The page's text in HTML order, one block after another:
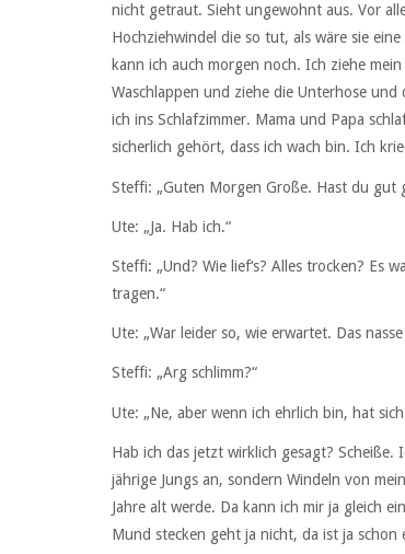
nicht getraut. Sieht ungewohnt aus. Vor
Hochziehwindel die so tut, als wäre sie
kann ich auch morgen noch. Ich ziehe
Waschlappen und ziehe die Unterhose und
ich ins Schlafzimmer. Mama und Papa
sicherlich gehört, dass ich wach bin. Ich
Steffi: „Guten Morgen Große. Hast du gut
Ute: „Ja. Hab ich.“
Steffi: „Und? Wie lief‘s? Alles trocken? Es
tragen.“
Ute: „War leider so, wie erwartet. Das
Steffi: „Arg schlimm?“
Ute: „Ne, aber wenn ich ehrlich bin, hat
Hab ich das jetzt wirklich gesagt?
jährige Jungs an, sondern Windeln von
Jahre alt werde. Da kann ich mir ja gleich
Mund stecken geht ja nicht, da ist ja